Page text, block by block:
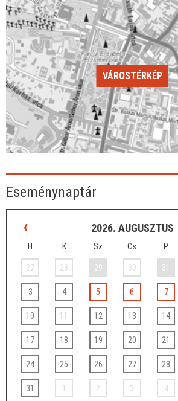
VÁROSTÉRKÉP
Eseménynaptár
‹ 2026. AUGUSZTUS
H K Sz Cs P
27 28 29 30 31
3 4 5 6 7
10 11 12 13 14
17 18 19 20 21
24 25 26 27 28
31 1 2 3 4